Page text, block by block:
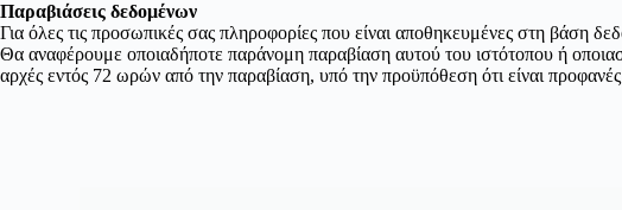
Παραβιάσεις δεδομένων
Για όλες τις προσωπικές σας πληροφορίες που είναι αποθηκευμένες στη βάση
Θα αναφέρουμε οποιαδήποτε παράνομη παραβίαση αυτού του ιστότοπου ή
αρχές εντός 72 ωρών από την παραβίαση, υπό την προϋπόθεση ότι είναι